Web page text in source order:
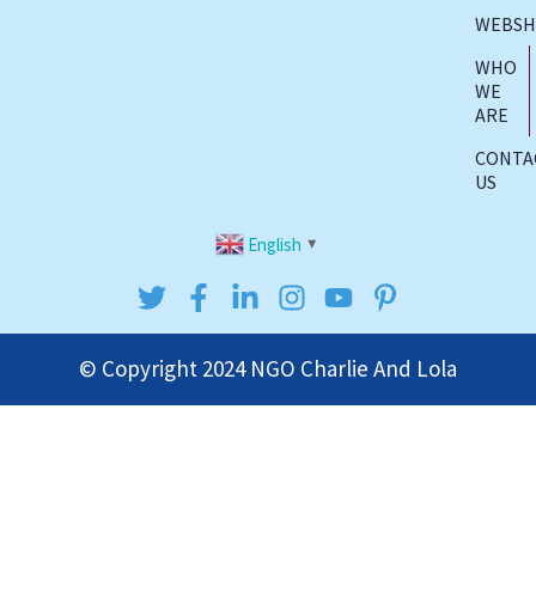
WHO
WE
ARE
US
English ▼
© Copyright 2024 NGO Charlie And Lola